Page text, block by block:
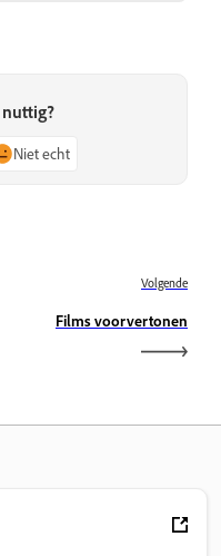
nuttig?
Niet echt
Volgende
Films voorvertonen